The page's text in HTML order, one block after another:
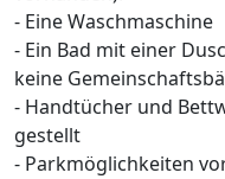
- Eine Waschmaschine
- Ein Bad mit einer
keine
- Handtücher und
gestellt
- Parkmöglichkeiten